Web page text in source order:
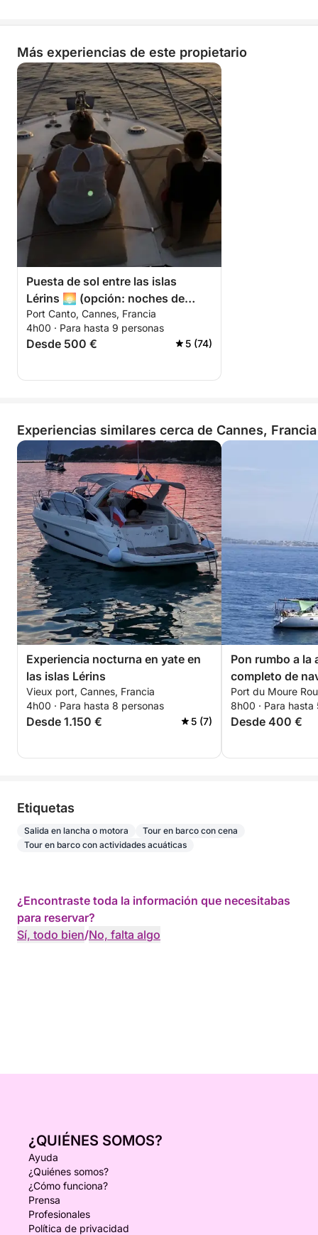
Más experiencias de este propietario
Puesta de sol entre las islas
Lérins 🌅 (opción: noches de
fuegos artificiales 🎆)
Port Canto, Cannes, Francia
4h00 · Para hasta 9 personas
Desde 500 € 5 (74)
Experiencias similares cerca de Cannes, Francia
Experiencia nocturna en yate en
las islas Lérins
Vieux port, Cannes, Francia
4h00 · Para hasta 8 personas
Desde 1.150 € 5 (7)
Pon rumbo a la
completo de
auténtica en
un velero.
Port du Moure
8h00 · Para hasta
Desde 400 €
Etiquetas
Salida en lancha o motora
Tour en barco con cena
Tour en barco con actividades acuáticas
¿Encontraste toda la información que necesitabas
para reservar?
Sí, todo bien/No, falta algo
¿QUIÉNES SOMOS?
Ayuda
¿Quiénes somos?
¿Cómo funciona?
Prensa
Profesionales
Política de privacidad